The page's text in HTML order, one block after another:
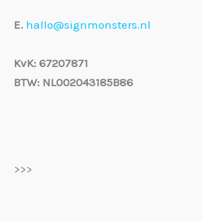
E. hallo@signmonsters.nl
KvK: 67207871
BTW: NL002043185B86
>>>